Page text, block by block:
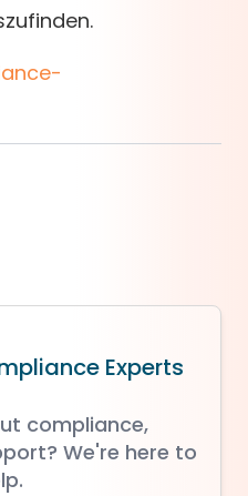
Experts
compliance,
We're here to